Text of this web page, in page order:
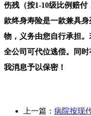
伤残（按1-10级比例赔
款终身寿险是一款兼具
物，义务由您自行承担
全公司可代位逃偿。同
我消息予以保密！
上一篇： 病院按现